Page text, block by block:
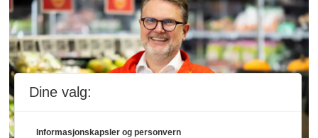
Dine valg:
Informasjonskapsler og personvern